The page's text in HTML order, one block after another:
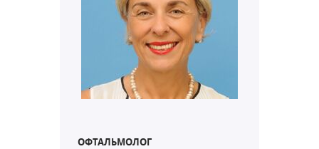
ОФТАЛЬМОЛОГ